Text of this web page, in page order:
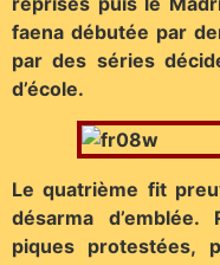
faena débutée par
par des séries
d’école.
Le quatrième fit
désarma d’emblée.
piques protestées,